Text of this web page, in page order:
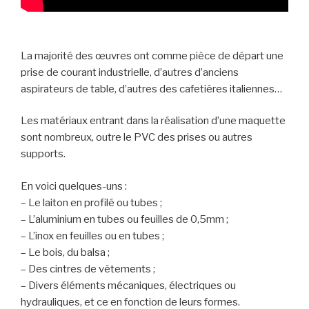
La majorité des œuvres ont comme pièce de départ une
prise de courant industrielle, d’autres d’anciens
aspirateurs de table, d’autres des cafetières italiennes…
Les matériaux entrant dans la réalisation d’une maquette
sont nombreux, outre le PVC des prises ou autres
supports.
En voici quelques-uns :
– Le laiton en profilé ou tubes ;
– L’aluminium en tubes ou feuilles de 0,5mm ;
– L’inox en feuilles ou en tubes ;
– Le bois, du balsa ;
– Des cintres de vêtements ;
– Divers éléments mécaniques, électriques ou
hydrauliques, et ce en fonction de leurs formes.